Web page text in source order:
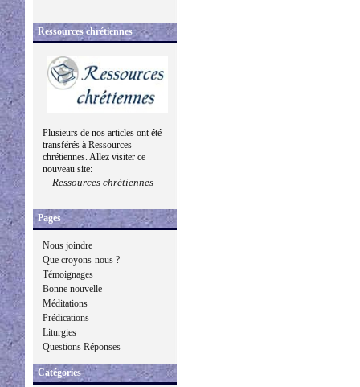
Ressources chrétiennes
Plusieurs de nos articles ont été
transférés à Ressources
chrétiennes. Allez visiter ce
nouveau site:
Ressources chrétiennes
Pages
Nous joindre
Que croyons-nous ?
Témoignages
Bonne nouvelle
Méditations
Prédications
Liturgies
Questions Réponses
Catégories